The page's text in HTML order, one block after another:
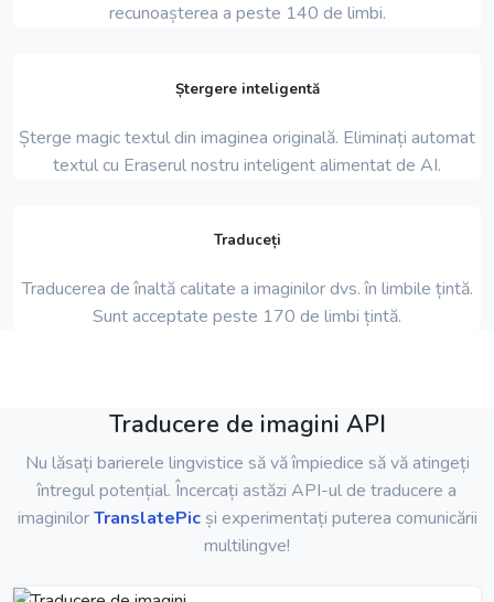
recunoașterea a peste 140 de limbi.
Ștergere inteligentă
Șterge magic textul din imaginea originală. Eliminați automat
textul cu Eraserul nostru inteligent alimentat de AI.
Traduceți
Traducerea de înaltă calitate a imaginilor dvs. în limbile țintă.
Sunt acceptate peste 170 de limbi țintă.
Traducere de imagini API
Nu lăsați barierele lingvistice să vă împiedice să vă atingeți
întregul potențial. Încercați astăzi API-ul de traducere a
imaginilorTranslatePicși experimentați puterea comunicării
multilingve!